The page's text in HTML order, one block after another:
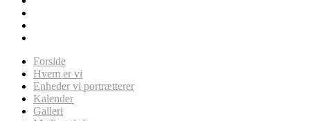
Forside
Hvem er vi
Enheder vi portrætterer
Kalender
Galleri